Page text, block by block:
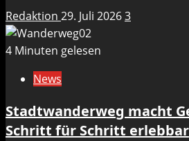
Redaktion 29. Juli 20263
4 Minuten gelesen
News
Stadtwanderweg macht
Schritt für Schritt erlebbar